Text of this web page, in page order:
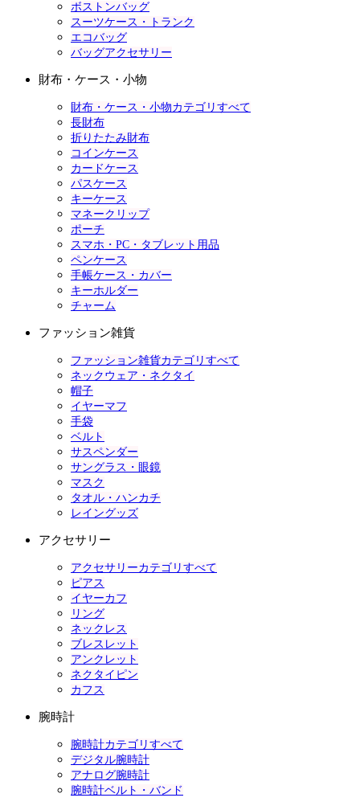
ボストンバッグ
スーツケース・トランク
エコバッグ
バッグアクセサリー
財布・ケース・小物
財布・ケース・小物カテゴリすべて
長財布
折りたたみ財布
コインケース
カードケース
パスケース
キーケース
マネークリップ
ポーチ
スマホ・PC・タブレット用品
ペンケース
手帳ケース・カバー
キーホルダー
チャーム
ファッション雑貨
ファッション雑貨カテゴリすべて
ネックウェア・ネクタイ
帽子
イヤーマフ
手袋
ベルト
サスペンダー
サングラス・眼鏡
マスク
タオル・ハンカチ
レイングッズ
アクセサリー
アクセサリーカテゴリすべて
ピアス
イヤーカフ
リング
ネックレス
ブレスレット
アンクレット
ネクタイピン
カフス
腕時計
腕時計カテゴリすべて
デジタル腕時計
アナログ腕時計
腕時計ベルト・バンド